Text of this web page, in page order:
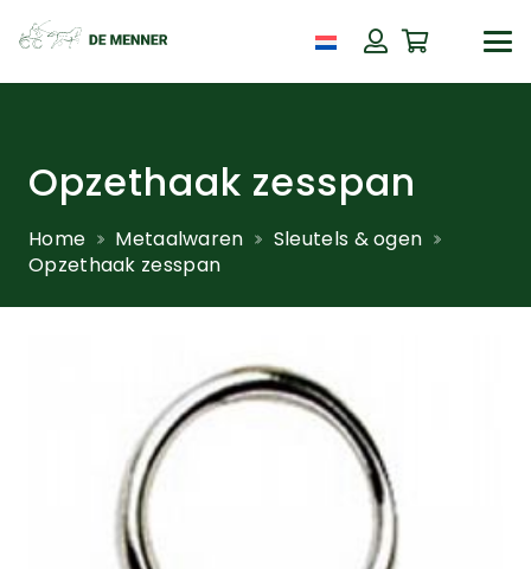
Opzethaak zesspan
Home Metaalwaren
Sleutels & ogen
Opzethaak zesspan